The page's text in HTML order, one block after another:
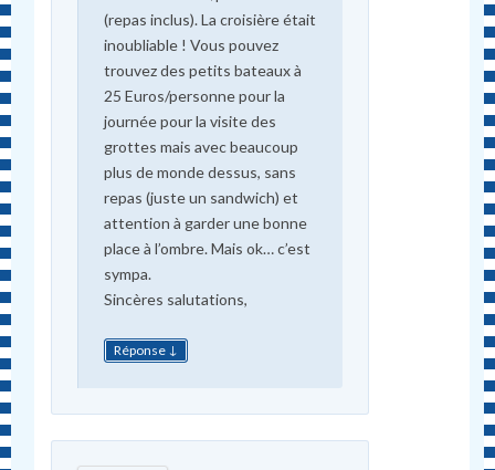
(repas inclus). La croisière était
inoubliable ! Vous pouvez
trouvez des petits bateaux à
25 Euros/personne pour la
journée pour la visite des
grottes mais avec beaucoup
plus de monde dessus, sans
repas (juste un sandwich) et
attention à garder une bonne
place à l’ombre. Mais ok… c’est
sympa.
Sincères salutations,
Réponse ↓